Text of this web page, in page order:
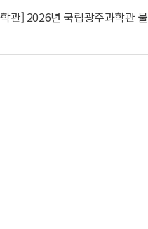
관] 2026년 국립광주과학관 물